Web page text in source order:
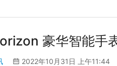
豪华智能手
2022年10月31日 上午11:44